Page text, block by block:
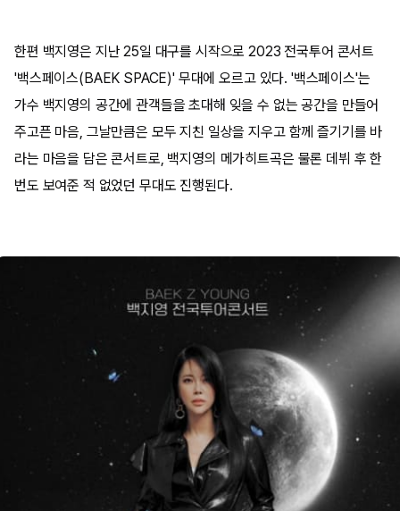
한편 백지영은 지난 25일 대구를 시작으로 2023 전국투어 콘서트
'백스페이스(BAEK SPACE)' 무대에 오르고 있다. '백스페이스'는
가수 백지영의 공간에 관객들을 초대해 잊을 수 없는 공간을 만들어
주고픈 마음, 그날만큼은 모두 지친 일상을 지우고 함께 즐기기를 바
라는 마음을 담은 콘서트로, 백지영의 메가히트곡은 물론 데뷔 후 한
번도 보여준 적 없었던 무대도 진행된다.